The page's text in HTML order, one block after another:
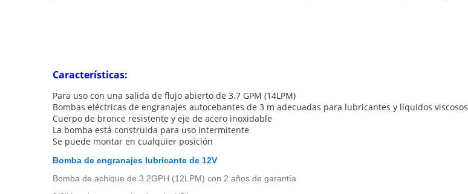
Características:
Para uso con una salida de flujo abierto de 3.7 GPM (14LPM)
Bombas eléctricas de engranajes autocebantes de 3 m adecuadas para lubricantes y líquidos viscosos
Cuerpo de bronce resistente y eje de acero inoxidable
La bomba está construida para uso intermitente
Se puede montar en cualquier posición
Bomba de engranajes lubricante de 12V
Bomba de achique de 3.2GPH (12LPM) con 2 años de garantía